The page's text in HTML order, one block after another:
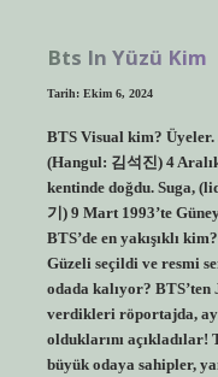
Bts In Yüzü Kim
Tarih: Ekim 6, 2024
BTS Visual kim?
(Hangul: 김석진) 4
kentinde doğdu. Suga,
기) 9 Mart 1993’te
BTS’de en yakışıklı
Güzeli seçildi ve resmi
odada kalıyor?
verdikleri röportajda,
olduklarını açıkladılar!
büyük odaya sahipler,